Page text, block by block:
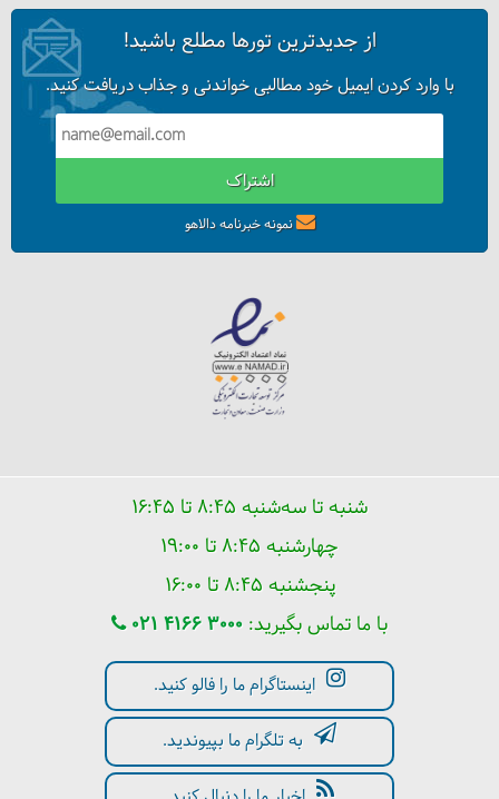
آشنایی با ایستینیه پارک در استانبول
خرید عمده در مرتر استانبول
سرزمین لِگو (لگولند) کجاست؟
از جدیدترین تورها مطلع باشید!
با وارد کردن ایمیل خود مطالبی خواندنی و جذاب دریافت کنید.
اشتراک
نمونه خبرنامه دالاهو
شنبه تا سه‌شنبه ۸:۴۵ تا ۱۶:۴۵
چهارشنبه ۸:۴۵ تا ۱۹:۰۰
پنجشنبه ۸:۴۵ تا ۱۶:۰۰
با ما تماس بگیرید: 021 4166 3000
اینستاگرام ما را فالو کنید.
به تلگرام ما بپیوندید.